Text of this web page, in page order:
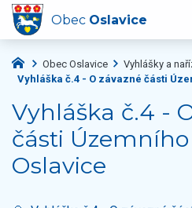
Obec Oslavice
Vyhlášky a
Vyhláška č.4 - O závazné části
Vyhláška č.4 -
části
Oslavice
Obec Oslavice